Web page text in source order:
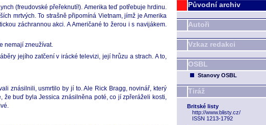
Původní archiv
Autoři
Vzkaz redakci
OSBL
Stanovy OSBL
Tiráž
Britské listy
http://www.blisty.cz/
ISSN 1213-1792
(freudovské přeřeknutí!). Amerika teď potřebuje hrdinu.
mrtvých. To strašně připomíná Vietnam, jímž je Amerika
záchrannou akci. A Američané to žerou i s navijákem.
nemají zneužívat.
jejího zatčení v irácké televizi, její hrůzu a strach. A to,
znásilnili, usmrtilo by jí to. Ale Rick Bragg, novinář, který
buď byla Jessica znásilněna poté, co jí zpřeráželi kosti,